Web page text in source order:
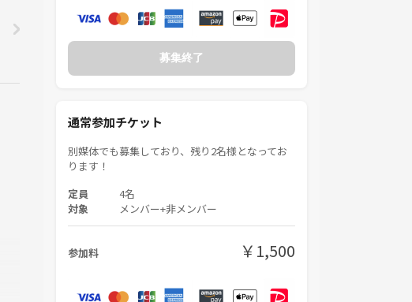
募集終了
通常参加チケット
別媒体でも募集しており、残り2名様となってお
ります！
定員 4名
対象
メンバー+非メンバー
参加料 ￥1,500